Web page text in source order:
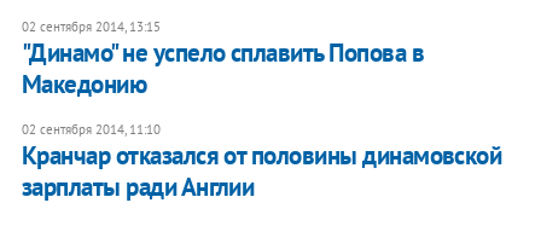
02 сентября 2014, 13:15
"Динамо" не успело сплавить Попова в
Македонию
02 сентября 2014, 11:10
Кранчар отказался от половины динамовской
зарплаты ради Англии